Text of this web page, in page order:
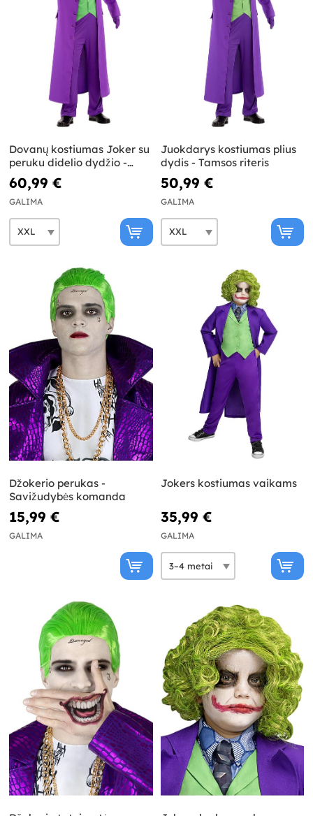
Dovanų kostiumas Joker su
peruku didelio dydžio -
Tamsus riteris
60,99 €
GALIMA
Juokdarys kostiumas plius
dydis - Tamsos riteris
50,99 €
GALIMA
Džokerio perukas -
Savižudybės komanda
15,99 €
GALIMA
Jokers kostiumas vaikams
35,99 €
GALIMA